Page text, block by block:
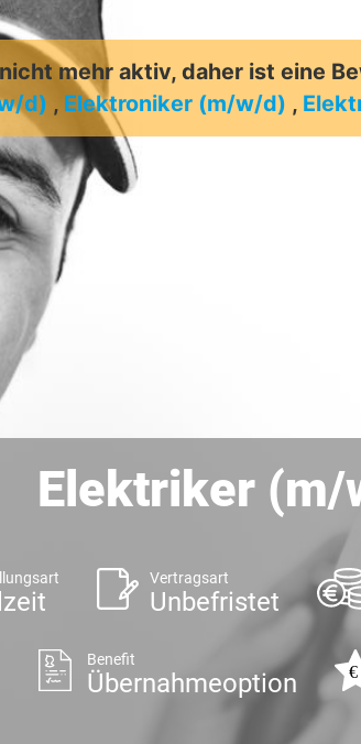
mehr aktiv, daher ist eine
d) , Elektroniker (m/w/d) ,
Elektriker (m/
Vertragsart
Unbefristet
Benefit
Übernahmeoption